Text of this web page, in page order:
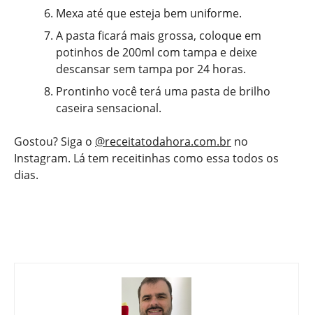
Mexa até que esteja bem uniforme.
A pasta ficará mais grossa, coloque em
potinhos de 200ml com tampa e deixe
descansar sem tampa por 24 horas.
Prontinho você terá uma pasta de brilho
caseira sensacional.
Gostou? Siga o @receitatodahora.com.br no
Instagram. Lá tem receitinhas como essa todos os
dias.